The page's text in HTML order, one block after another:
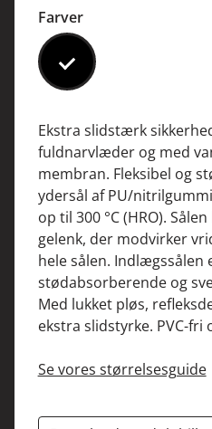
Farver
#000000
Ekstra slidstærk
fuldnarvlæder og med
membran. Fleksibel og
ydersål af PU/
op til 300 °C (HRO).
gelenk, der modvirker
hele sålen. Indlægssålen
stødabsorberende og
Med lukket pløs,
ekstra slidstyrke. PVC-fri
Se vores størrelsesguide